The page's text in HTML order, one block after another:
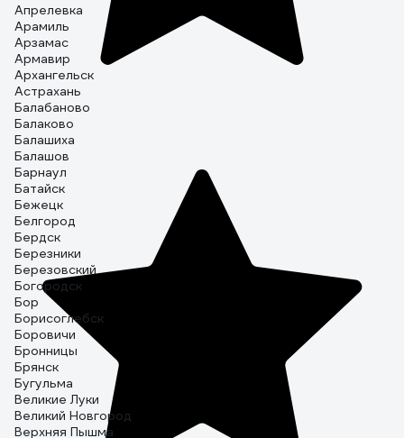
Апрелевка
Арамиль
Арзамас
Армавир
Архангельск
Астрахань
Балабаново
Балаково
Балашиха
Балашов
Барнаул
Батайск
Бежецк
Белгород
Бердск
Березники
Березовский
Богородск
Бор
Борисоглебск
Боровичи
Бронницы
Брянск
Бугульма
Великие Луки
Великий Новгород
Верхняя Пышма